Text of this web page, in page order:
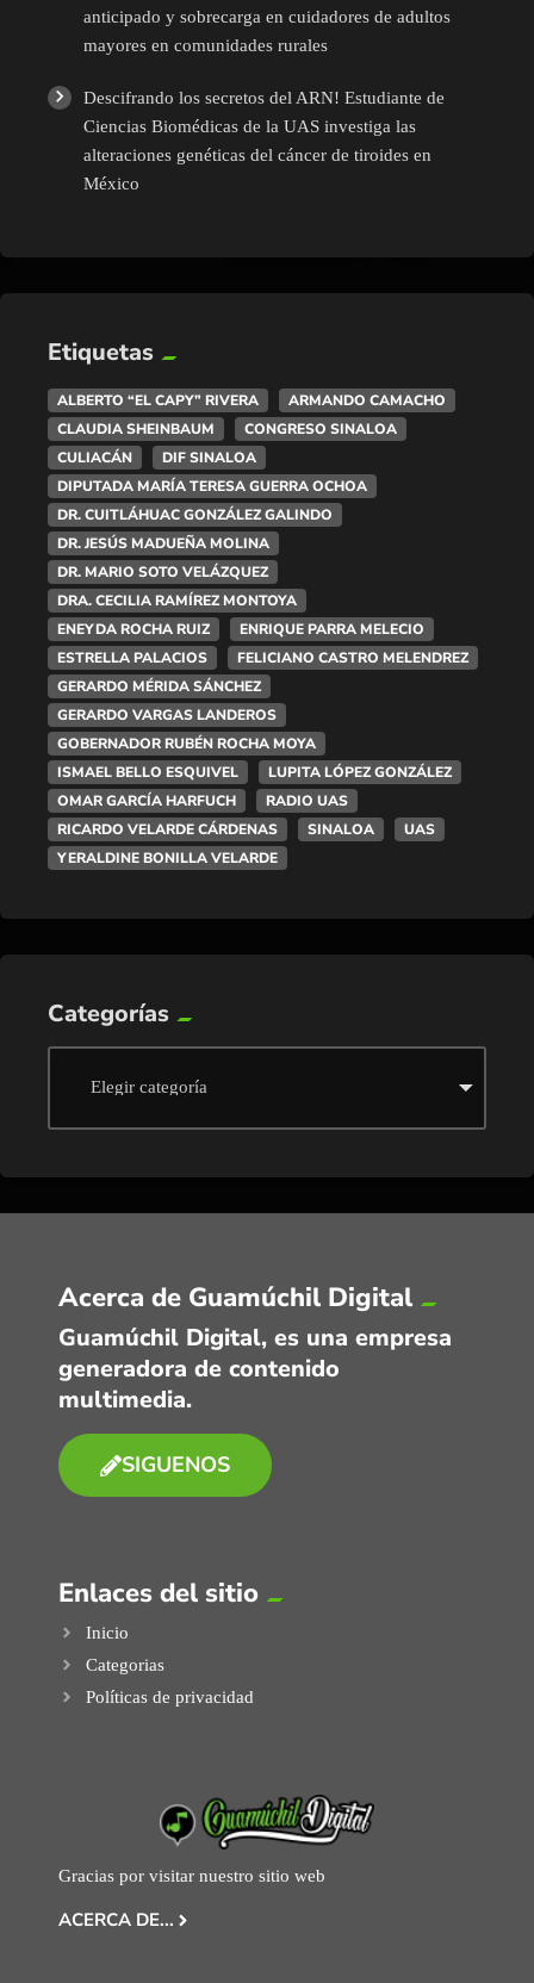
anticipado y sobrecarga en cuidadores de adultos
mayores en comunidades rurales
Descifrando los secretos del ARN! Estudiante de
Ciencias Biomédicas de la UAS investiga las
alteraciones genéticas del cáncer de tiroides en
México
Etiquetas
ALBERTO “EL CAPY” RIVERA
ARMANDO CAMACHO
CLAUDIA SHEINBAUM
CONGRESO SINALOA
CULIACÁN
DIF SINALOA
DIPUTADA MARÍA TERESA GUERRA OCHOA
DR. CUITLÁHUAC GONZÁLEZ GALINDO
DR. JESÚS MADUEÑA MOLINA
DR. MARIO SOTO VELÁZQUEZ
DRA. CECILIA RAMÍREZ MONTOYA
ENEYDA ROCHA RUIZ
ENRIQUE PARRA MELECIO
ESTRELLA PALACIOS
FELICIANO CASTRO MELENDREZ
GERARDO MÉRIDA SÁNCHEZ
GERARDO VARGAS LANDEROS
GOBERNADOR RUBÉN ROCHA MOYA
ISMAEL BELLO ESQUIVEL
LUPITA LÓPEZ GONZÁLEZ
OMAR GARCÍA HARFUCH
RADIO UAS
RICARDO VELARDE CÁRDENAS
SINALOA
UAS
YERALDINE BONILLA VELARDE
Categorías
Acerca de Guamúchil Digital
Guamúchil Digital, es una empresa
generadora de contenido
multimedia.
SIGUENOS
Enlaces del sitio
Inicio
Categorias
Políticas de privacidad
Gracias por visitar nuestro sitio web
ACERCA DE...